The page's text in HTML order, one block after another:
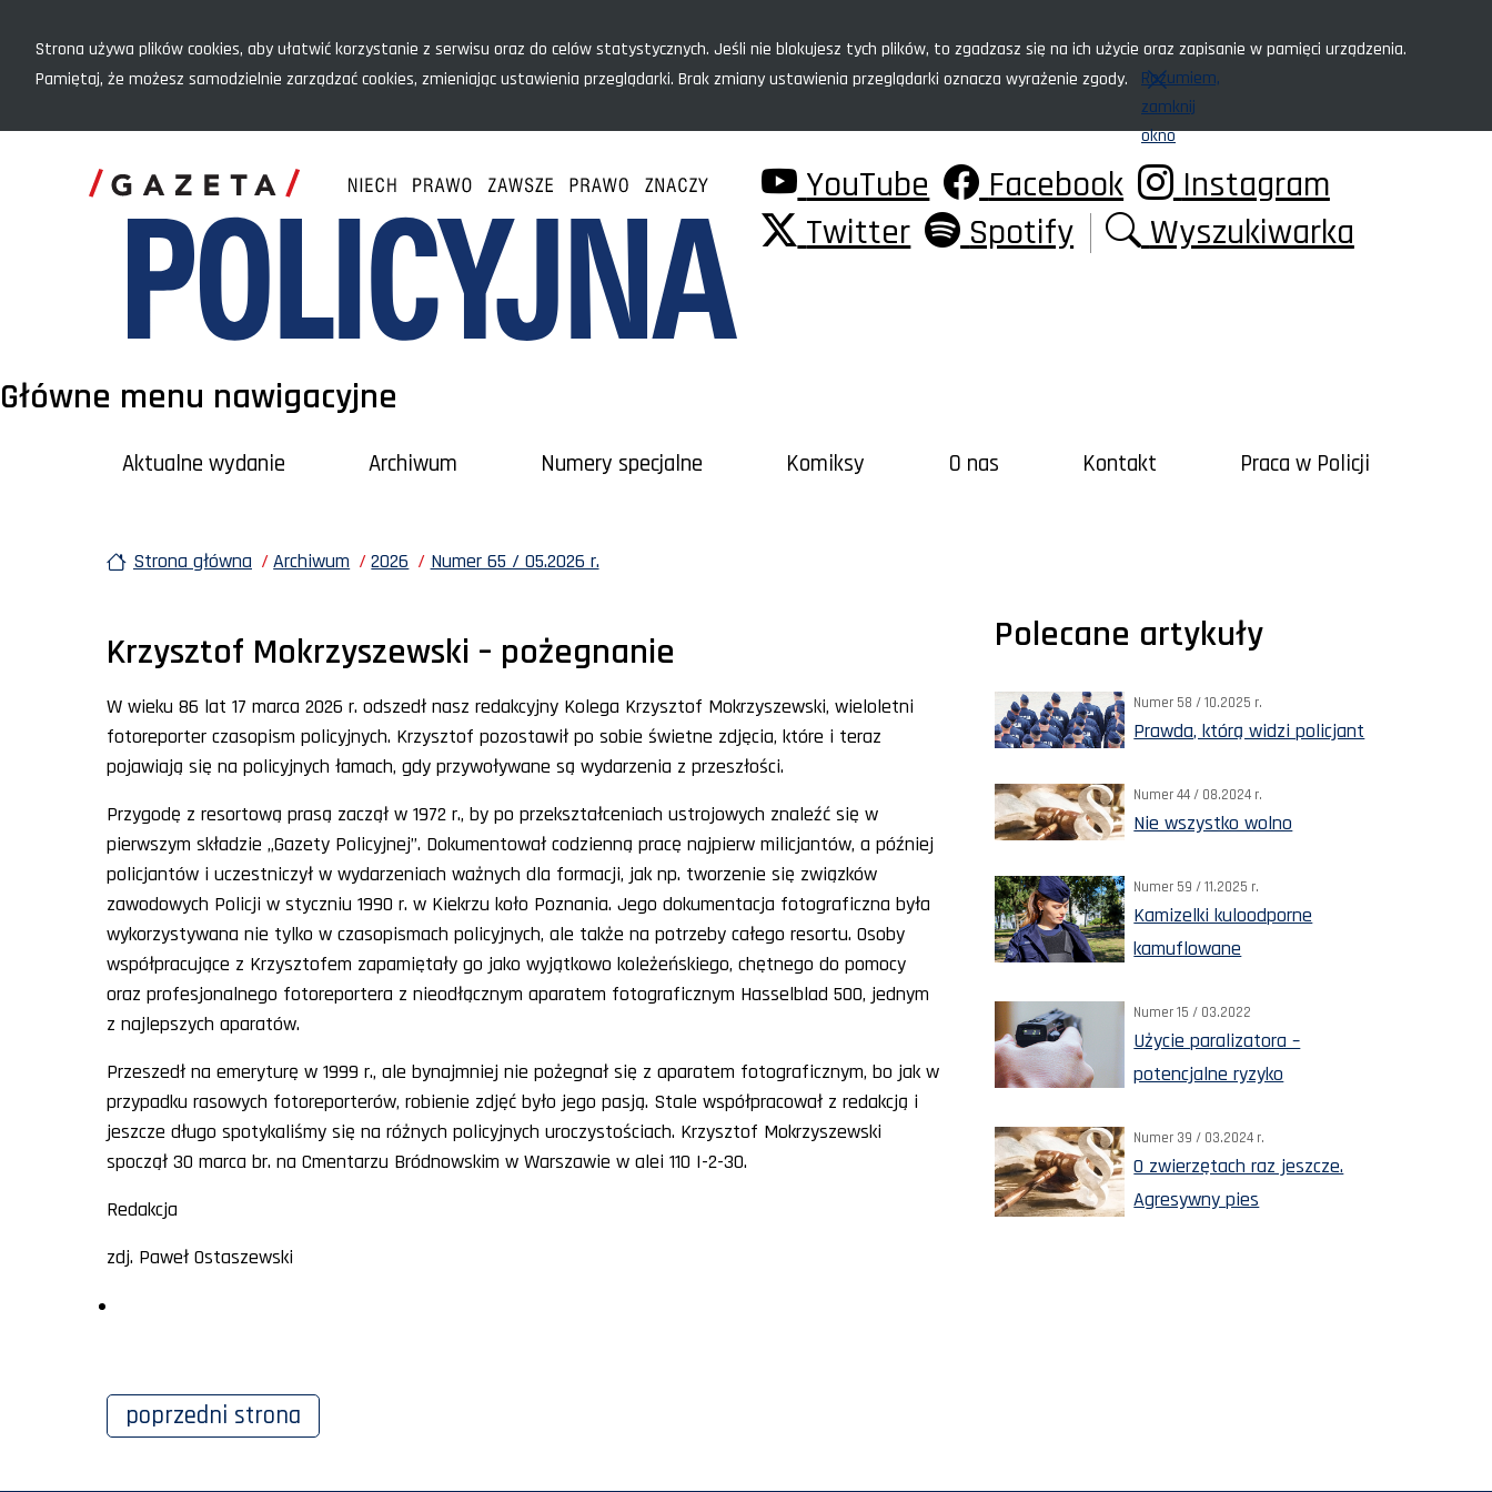
Strona używa plików cookies, aby ułatwić korzystanie z serwisu oraz do celów statystycznych. Jeśli nie blokujesz tych plików, to zgadzasz się na ich użycie oraz zapisanie w pamięci urządzenia.
Pamiętaj, że możesz samodzielnie zarządzać cookies, zmieniając ustawienia przeglądarki. Brak zmiany ustawienia przeglądarki oznacza wyrażenie zgody.
Rozumiem,
zamknij
okno
YouTube Facebook
Instagram
Twitter
Spotify Wyszukiwarka
Główne menu nawigacyjne
Aktualne wydanie Archiwum Numery specjalne Komiksy O nas Kontakt Praca w Policji
Strona główna Archiwum 2026 Numer 65 / 05.2026 r.
Krzysztof Mokrzyszewski – pożegnanie
W wieku 86 lat 17 marca 2026 r. odszedł nasz redakcyjny Kolega Krzysztof Mokrzyszewski, wieloletni
fotoreporter czasopism policyjnych. Krzysztof pozostawił po sobie świetne zdjęcia, które i teraz
pojawiają się na policyjnych łamach, gdy przywoływane są wydarzenia z przeszłości.
Przygodę z resortową prasą zaczął w 1972 r., by po przekształceniach ustrojowych znaleźć się w
pierwszym składzie „Gazety Policyjnej”. Dokumentował codzienną pracę najpierw milicjantów, a później
policjantów i uczestniczył w wydarzeniach ważnych dla formacji, jak np. tworzenie się związków
zawodowych Policji w styczniu 1990 r. w Kiekrzu koło Poznania. Jego dokumentacja fotograficzna była
wykorzystywana nie tylko w czasopismach policyjnych, ale także na potrzeby całego resortu. Osoby
współpracujące z Krzysztofem zapamiętały go jako wyjątkowo koleżeńskiego, chętnego do pomocy
oraz profesjonalnego fotoreportera z nieodłącznym aparatem fotograficznym Hasselblad 500, jednym
z najlepszych aparatów.
Przeszedł na emeryturę w 1999 r., ale bynajmniej nie pożegnał się z aparatem fotograficznym, bo jak w
przypadku rasowych fotoreporterów, robienie zdjęć było jego pasją. Stale współpracował z redakcją i
jeszcze długo spotykaliśmy się na różnych policyjnych uroczystościach. Krzysztof Mokrzyszewski
spoczął 30 marca br. na Cmentarzu Bródnowskim w Warszawie w alei 110 I-2-30.
Redakcja
zdj. Paweł Ostaszewski
poprzedni strona
Polecane artykuły
Numer 58 / 10.2025 r.
Prawda, którą widzi policjant
Numer 44 / 08.2024 r.
Nie wszystko wolno
Numer 59 / 11.2025 r.
Kamizelki kuloodporne
kamuflowane
Numer 15 / 03.2022
Użycie paralizatora –
potencjalne ryzyko
Numer 39 / 03.2024 r.
O zwierzętach raz jeszcze.
Agresywny pies